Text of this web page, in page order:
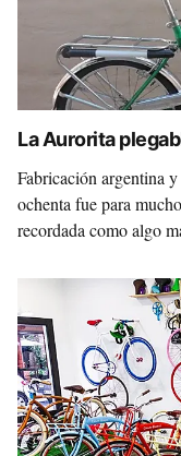
La Aurorita
Fabricación argentina
ochenta fue para
recordada como algo